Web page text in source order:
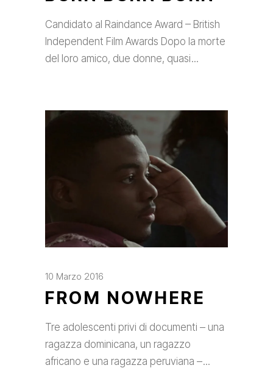
Candidato al Raindance Award – British
Independent Film Awards Dopo la morte
del loro amico, due donne, quasi
10 Marzo 2016
FROM NOWHERE
Tre adolescenti privi di documenti – una
ragazza dominicana, un ragazzo
africano e una ragazza peruviana –